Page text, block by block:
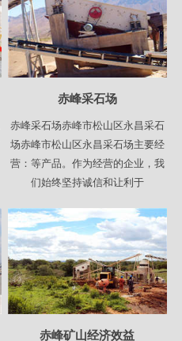
赤峰采石场
赤峰采石场赤峰市松山区永昌采石
场赤峰市松山区永昌采石场主要经
营：等产品。作为经营的企业，我
们始终坚持诚信和让利于
赤峰矿山经济效益